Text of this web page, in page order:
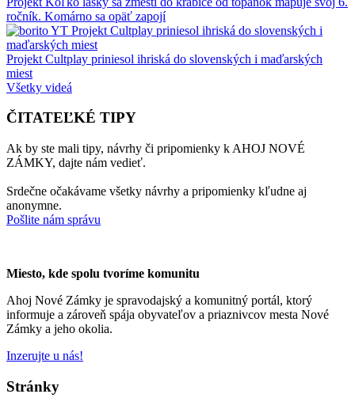
ročník. Komárno sa opäť zapojí
Projekt Cultplay priniesol ihriská do slovenských i maďarských
miest
Všetky videá
ČITATEĽKÉ TIPY
Ak by ste mali tipy, návrhy či pripomienky k AHOJ NOVÉ
ZÁMKY, dajte nám vedieť.
Srdečne očakávame všetky návrhy a pripomienky kľudne aj
anonymne.
Pošlite nám správu
Miesto, kde spolu tvoríme komunitu
Ahoj Nové Zámky je spravodajský a komunitný portál, ktorý
informuje a zároveň spája obyvateľov a priaznivcov mesta Nové
Zámky a jeho okolia.
Inzerujte u nás!
Stránky